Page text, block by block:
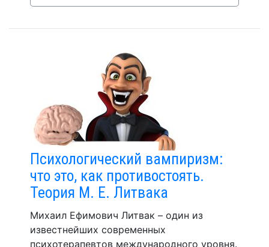
Психологический вампиризм:
что это, как противостоять.
Теория М. Е. Литвака
Михаил Ефимович Литвак – один из
известнейших современных
психотерапевтов международного уровня.